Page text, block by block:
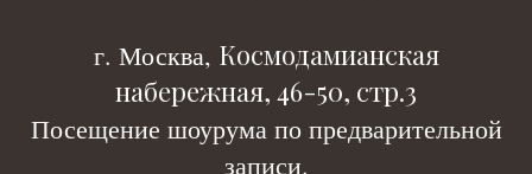
г. Москва, Космодамианская
набережная, 46-50, стр.3
Посещение шоурума по предварительной
записи.